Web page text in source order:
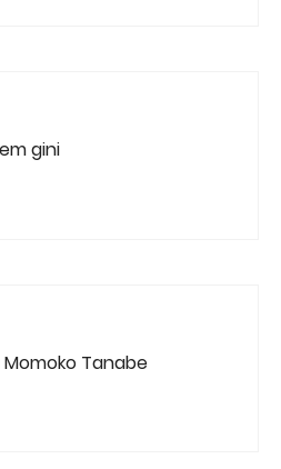
gini
Tanabe